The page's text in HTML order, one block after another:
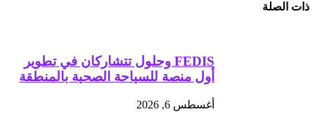
ذات الصلة
FEDIS وحلول تتشاركان في تطوير
أول منصة للسياحة الصحية بالمنطقة
أغسطس 6, 2026